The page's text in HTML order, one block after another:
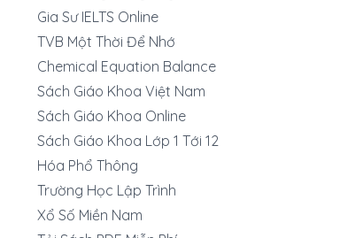
Gia Sư IELTS Online
TVB Một Thời Để Nhớ
Chemical Equation Balance
Sách Giáo Khoa Việt Nam
Sách Giáo Khoa Online
Sách Giáo Khoa Lớp 1 Tới 12
Hóa Phổ Thông
Trường Học Lập Trình
Xổ Số Miền Nam